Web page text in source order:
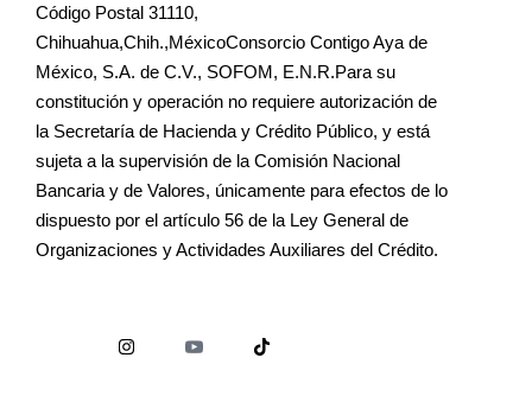
Código Postal 31110,
Chihuahua,Chih.,MéxicoConsorcio Contigo Aya de
México, S.A. de C.V., SOFOM, E.N.R.Para su
constitución y operación no requiere autorización de
la Secretaría de Hacienda y Crédito Público, y está
sujeta a la supervisión de la Comisión Nacional
Bancaria y de Valores, únicamente para efectos de lo
dispuesto por el artículo 56 de la Ley General de
Organizaciones y Actividades Auxiliares del Crédito.